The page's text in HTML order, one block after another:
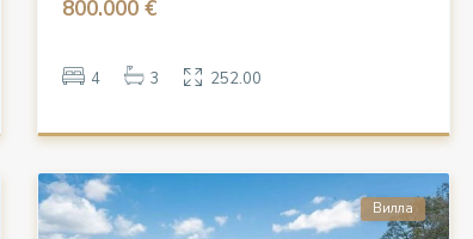
800.000 €
4 3 252.00
Вилла